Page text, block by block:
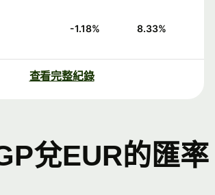
-1.18% 8.33%
查看完整紀錄
兌EUR的匯率